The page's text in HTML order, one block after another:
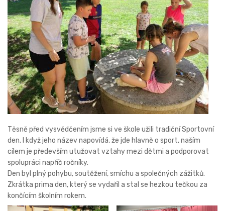
Těsně před vysvědčením jsme si ve škole užili tradiční Sportovní
den. I když jeho název napovídá, že jde hlavně o sport, naším
cílem je především utužovat vztahy mezi dětmi a podporovat
spolupráci napříč ročníky.
Den byl plný pohybu, soutěžení, smíchu a společných zážitků.
Zkrátka prima den, který se vydařil a stal se hezkou tečkou za
končícím školním rokem.